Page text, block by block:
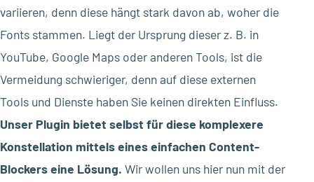
variieren, denn diese hängt stark davon ab, woher die
Fonts stammen. Liegt der Ursprung dieser z. B. in
YouTube, Google Maps oder anderen Tools, ist die
Vermeidung schwieriger, denn auf diese externen
Tools und Dienste haben Sie keinen direkten Einfluss.
Unser Plugin bietet selbst für diese komplexere
Konstellation mittels eines einfachen Content-
Blockers eine Lösung. Wir wollen uns hier nun mit der